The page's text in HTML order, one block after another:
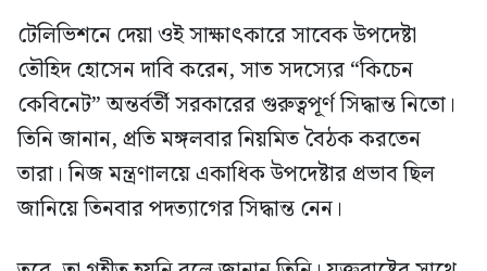
টেলিভিশনে দেয়া ওই সাক্ষাৎকারে সাবেক উপদেষ্টা
তৌহিদ হোসেন দাবি করেন, সাত সদস্যের “কিচেন
কেবিনেট” অন্তর্বর্তী সরকারের গুরুত্বপূর্ণ সিদ্ধান্ত নিতো।
তিনি জানান, প্রতি মঙ্গলবার নিয়মিত বৈঠক করতেন
তারা। নিজ মন্ত্রণালয়ে একাধিক উপদেষ্টার প্রভাব ছিল
জানিয়ে তিনবার পদত্যাগের সিদ্ধান্ত নেন।